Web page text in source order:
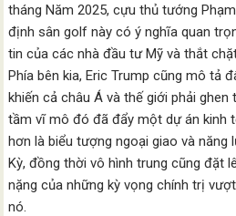
tháng Năm 2025, cựu thủ tướng
định sân golf này có ý nghĩa quan
tin của các nhà đầu tư Mỹ và thắt
Phía bên kia, Eric Trump cũng mô tả
khiến cả châu Á và thế giới phải ghen
tầm vĩ mô đó đã đẩy một dự án kinh
hơn là biểu tượng ngoại giao và
Kỳ, đồng thời vô hình trung cũng đặt
nặng của những kỳ vọng chính trị
nó.